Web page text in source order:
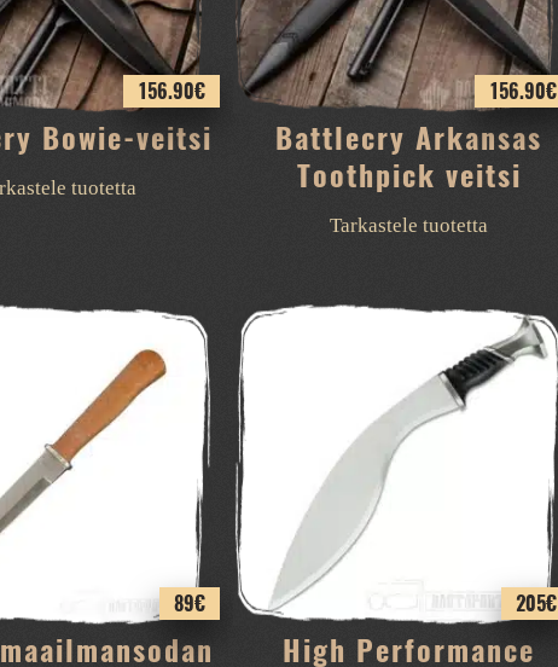
Bowie-veitsi
156.90€
tuotetta
Battlecry Arkansas
Toothpick veitsi
156.90€
Tarkastele tuotetta
89€
High Performance
205€